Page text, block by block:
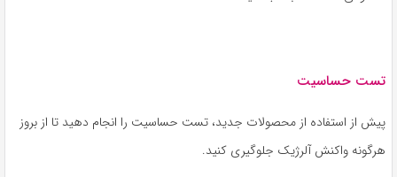
تست حساسیت
پیش از استفاده از محصولات جدید، تست حساسیت را انجام دهید تا از بروز
هرگونه واکنش آلرژیک جلوگیری کنید.